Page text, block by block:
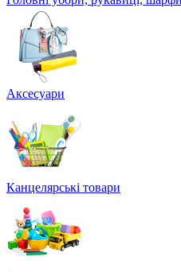
Аксесуари
Канцелярські товари